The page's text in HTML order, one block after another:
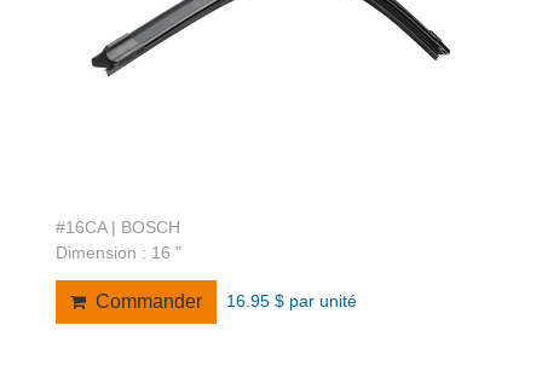
#16CA | BOSCH
Dimension : 16 "
Commander 16.95 $ par unité